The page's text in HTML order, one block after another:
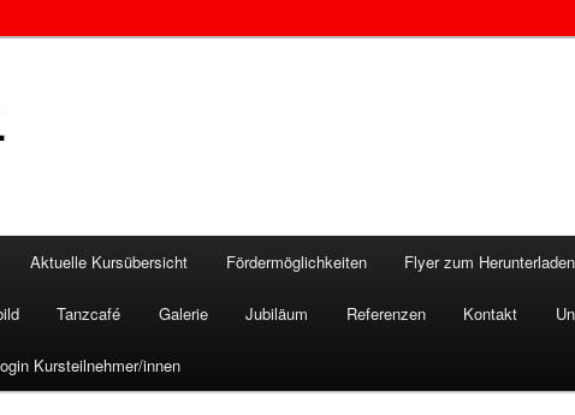
Aktuelle Kursübersicht Fördermöglichkeiten Flyer zum Herunterladen
Tanzcafé Galerie Jubiläum Referenzen Kontakt
Kursteilnehmer/innen